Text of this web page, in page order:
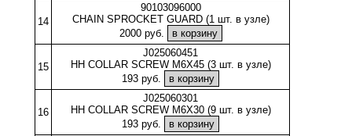
14
90103096000
CHAIN SPROCKET GUARD (1 шт. в узле)
2000 руб.
15
J025060451
HH COLLAR SCREW M6X45 (3 шт. в узле)
193 руб.
16
J025060301
HH COLLAR SCREW M6X30 (9 шт. в узле)
193 руб.